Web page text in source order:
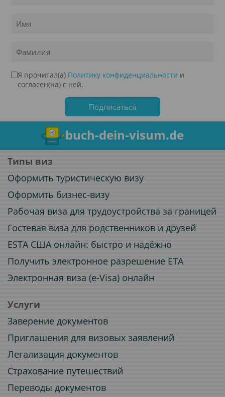
Я прочитал(а) Политику конфиденциальности и
согласен(на) с ней.
buch-dein-visum.de
Типы виз
Оформить туристическую визу
Оформить бизнес-визу
Рабочая виза для трудоустройства за границей
Гостевая виза для родственников и друзей
ESTA США онлайн: быстро и надёжно
Получить электронное разрешение ETA
Электронная виза (e-Visa) онлайн
Услуги
Заверение документов
Приглашения для визовых заявлений
Легализация документов
Страхование путешествий
Переводы документов